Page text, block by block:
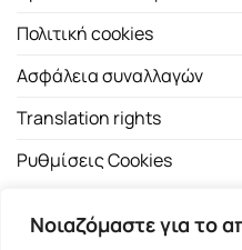
Νοιαζόμαστε για το
Πολιτική cookies
Ασφάλεια συναλλαγών
Translation rights
Ρυθμίσεις Cookies